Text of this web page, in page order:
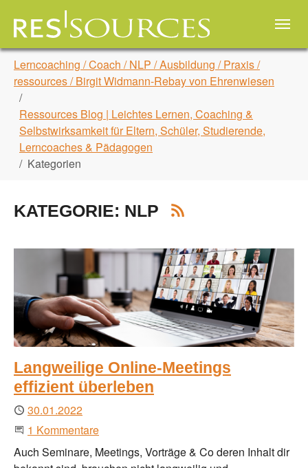
Skip to main navigation
Zum Hauptinhalt springen
Skip to page footer
Sie sind hier:
Lerncoaching / Coach / NLP / Ausbildung / Praxis /
ressources / Birgit Widmann-Rebay von Ehrenwiesen
Ressources Blog | Leichtes Lernen, Coaching &
Selbstwirksamkeit für Eltern, Schüler, Studierende,
Lerncoaches & Pädagogen
Kategorien
KATEGORIE: NLP
Langweilige Online-Meetings
effizient überleben
Publiziert
30.01.2022
An der Unterhaltung teilnehmen
1 Kommentare
Auch Seminare, Meetings, Vorträge & Co deren Inhalt dir